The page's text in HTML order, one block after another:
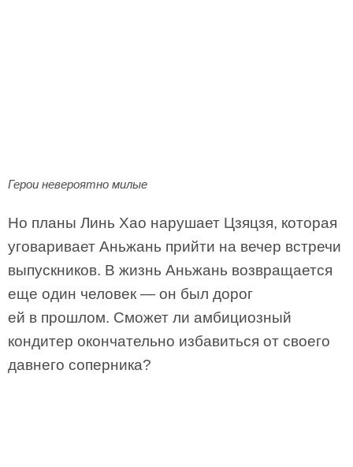
Герои невероятно милые
Но планы Линь Хао нарушает Цзяцзя, которая
уговаривает Аньжань прийти на вечер встречи
выпускников. В жизнь Аньжань возвращается
еще один человек — он был дорог
ей в прошлом. Сможет ли амбициозный
кондитер окончательно избавиться от своего
давнего соперника?